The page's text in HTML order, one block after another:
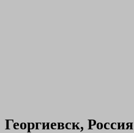
Георгиевск, Россия